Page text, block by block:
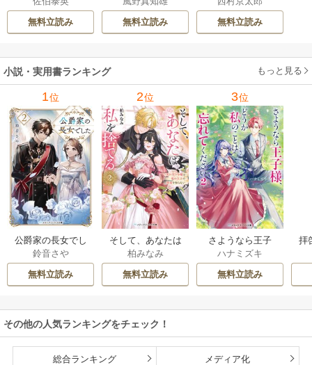
無料立読み
無料立読み
レクション 2巻
無料立読み
小説・実用書ランキング もっと見る
1位
公爵家の長女でし
た
鈴音さや
無料立読み
2位
そして、あなたは
私を捨てる
柏みなみ
無料立読み
3位
さようなら王子
様、どうか私のこ
とは忘れてくださ
い
ハナミズキ
無料立読み
拝
その他の人気ランキングをチェック！
総合ランキング メディア化